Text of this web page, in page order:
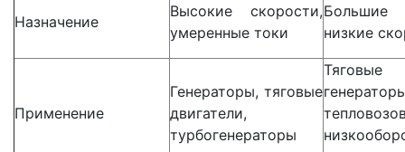
Назначение
Высокие скорости,
умеренные токи
низкие
Применение
Генераторы, тяговые
двигатели,
турбогенераторы
Тяговые